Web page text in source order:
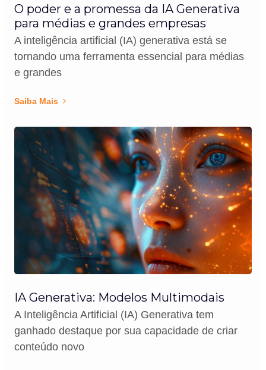
O poder e a promessa da IA Generativa
para médias e grandes empresas
A inteligência artificial (IA) generativa está se
tornando uma ferramenta essencial para médias
e grandes
Saiba Mais
IA Generativa: Modelos Multimodais
A Inteligência Artificial (IA) Generativa tem
ganhado destaque por sua capacidade de criar
conteúdo novo